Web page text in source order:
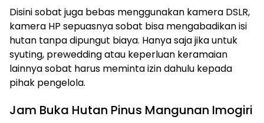
Disini sobat juga bebas menggunakan kamera DSLR,
kamera HP sepuasnya sobat bisa mengabadikan isi
hutan tanpa dipungut biaya. Hanya saja jika untuk
syuting, prewedding atau keperluan keramaian
lainnya sobat harus meminta izin dahulu kepada
pihak pengelola.
Jam Buka Hutan Pinus Mangunan Imogiri